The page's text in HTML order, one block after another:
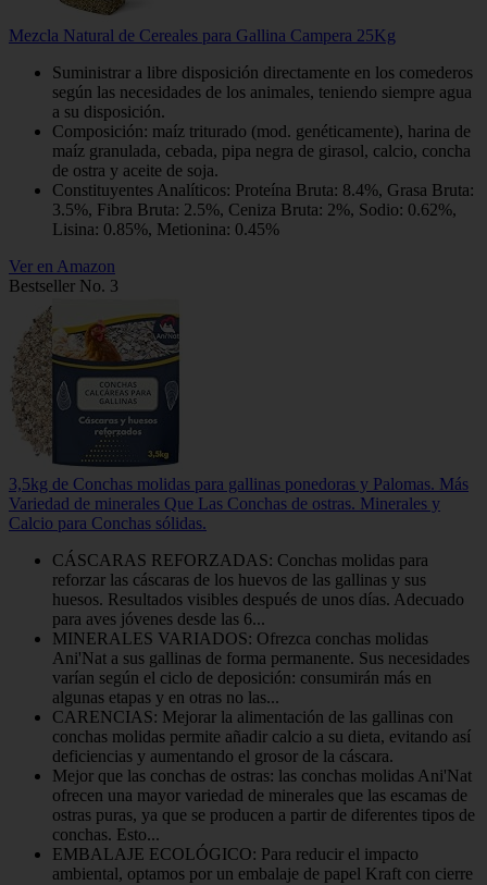
Mezcla Natural de Cereales para Gallina Campera 25Kg
Suministrar a libre disposición directamente en los comederos
según las necesidades de los animales, teniendo siempre agua
a su disposición.
Composición: maíz triturado (mod. genéticamente), harina de
maíz granulada, cebada, pipa negra de girasol, calcio, concha
de ostra y aceite de soja.
Constituyentes Analíticos: Proteína Bruta: 8.4%, Grasa Bruta:
3.5%, Fibra Bruta: 2.5%, Ceniza Bruta: 2%, Sodio: 0.62%,
Lisina: 0.85%, Metionina: 0.45%
Ver en Amazon
Bestseller No. 3
3,5kg de Conchas molidas para gallinas ponedoras y Palomas. Más
Variedad de minerales Que Las Conchas de ostras. Minerales y
Calcio para Conchas sólidas.
CÁSCARAS REFORZADAS: Conchas molidas para
reforzar las cáscaras de los huevos de las gallinas y sus
huesos. Resultados visibles después de unos días. Adecuado
para aves jóvenes desde las 6...
MINERALES VARIADOS: Ofrezca conchas molidas
Ani'Nat a sus gallinas de forma permanente. Sus necesidades
varían según el ciclo de deposición: consumirán más en
algunas etapas y en otras no las...
CARENCIAS: Mejorar la alimentación de las gallinas con
conchas molidas permite añadir calcio a su dieta, evitando así
deficiencias y aumentando el grosor de la cáscara.
Mejor que las conchas de ostras: las conchas molidas Ani'Nat
ofrecen una mayor variedad de minerales que las escamas de
ostras puras, ya que se producen a partir de diferentes tipos de
conchas. Esto...
EMBALAJE ECOLÓGICO: Para reducir el impacto
ambiental, optamos por un embalaje de papel Kraft con cierre